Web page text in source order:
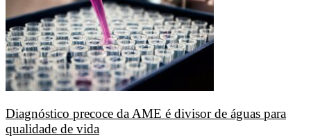
Diagnóstico precoce da AME é divisor de águas para
qualidade de vida